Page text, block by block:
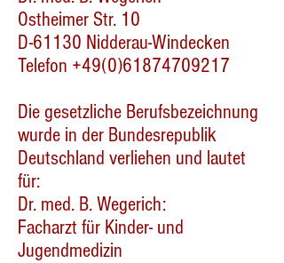
Ostheimer Str. 10
D-61130 Nidderau-Windecken
Telefon +49(0)61874709217
Die gesetzliche Berufsbezeichnung
wurde in der Bundesrepublik
Deutschland verliehen und lautet
für:
Dr. med. B. Wegerich:
Facharzt für Kinder- und
Jugendmedizin